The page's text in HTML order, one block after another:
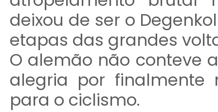
deixou de ser o
etapas das grandes
O alemão não conteve
alegria por finalmente
para o ciclismo.